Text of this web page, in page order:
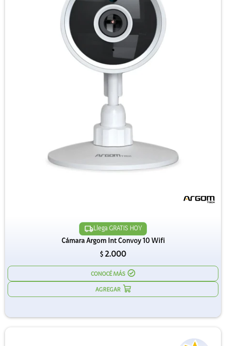
Llega GRATIS HOY
Cámara Argom Int Convoy 10 Wifi
$ 2.000
CONOCÉ MÁS